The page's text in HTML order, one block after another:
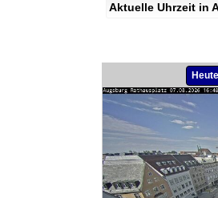
Aktuelle Uhrzeit in
Heute